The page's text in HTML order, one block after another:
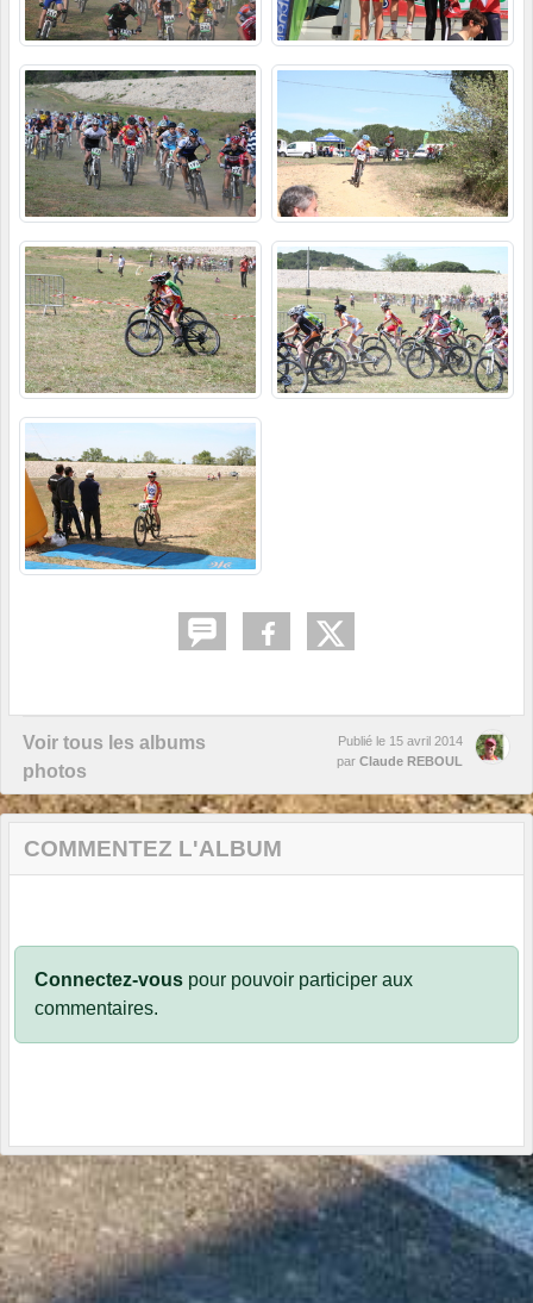
Voir tous les albums
photos
Publié le 15 avril 2014
par Claude REBOUL
COMMENTEZ L'ALBUM
Connectez-vous pour pouvoir participer aux
commentaires.